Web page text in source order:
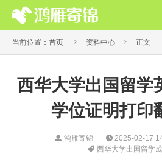
当前位置： 首页  资料中心  正文
西华大学出国留学
学位证明打印
鸿雁寄锦 2025-02-17
西华大学出国留学